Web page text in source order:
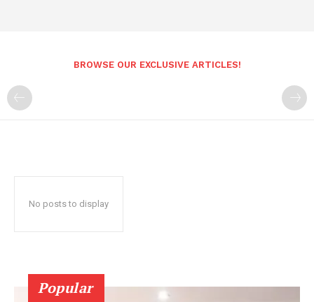
BROWSE OUR EXCLUSIVE ARTICLES!
No posts to display
Popular